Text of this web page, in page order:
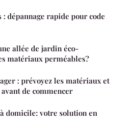
dépannage rapide pour code
allée de jardin éco-
matériaux perméables?
: prévoyez les matériaux et
de commencer
domicile: votre solution en